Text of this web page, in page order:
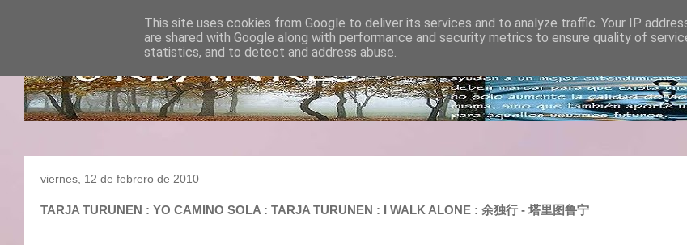
viernes, 12 de febrero de 2010
TARJA TURUNEN : YO CAMINO SOLA : TARJA TURUNEN : I WALK ALONE : 余独行 - 塔里图鲁宁
This site uses cookies from Google to deliver its services and to analyze traffic. Your IP
are shared with Google along with performance and security metrics to ensure quality of
statistics, and to detect and address abuse.